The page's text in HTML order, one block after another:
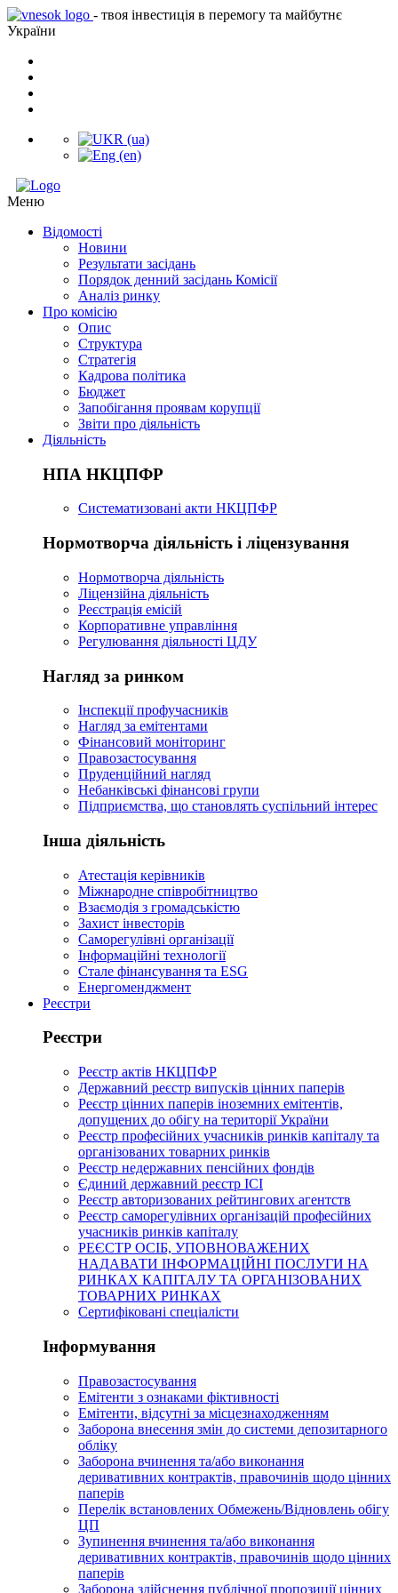
- твоя інвестиція в перемогу та майбутнє
України
Меню
Відомості
Новини
Результати засідань
Порядок денний засідань Комісії
Аналіз ринку
Про комісію
Опис
Структура
Стратегія
Кадрова політика
Бюджет
Запобігання проявам корупції
Звіти про діяльність
Діяльність
НПА НКЦПФР
Систематизовані акти НКЦПФР
Нормотворча діяльність і ліцензування
Нормотворча діяльність
Ліцензійна діяльність
Реєстрація емісій
Корпоративне управління
Регулювання діяльності ЦДУ
Нагляд за ринком
Інспекції профучасників
Нагляд за емітентами
Фінансовий моніторинг
Правозастосування
Пруденційний нагляд
Небанківські фінансові групи
Підприємства, що становлять суспільний інтерес
Інша діяльність
Атестація керівників
Міжнародне співробітництво
Взаємодія з громадськістю
Захист інвесторів
Саморегулівні організації
Інформаційні технології
Стале фінансування та ESG
Енергоменджмент
Реєстри
Реєстри
Реєстр актів НКЦПФР
Державний реєстр випусків цінних паперів
Реєстр цінних паперів іноземних емітентів,
допущених до обігу на території України
Реєстр професійних учасників ринків капіталу та
організованих товарних ринків
Реєстр недержавних пенсійних фондів
Єдиний державний реєстр ІСІ
Реєстр авторизованих рейтингових агентств
Реєстр саморегулівних організацій професійних
учасників ринків капіталу
РЕЄСТР ОСІБ, УПОВНОВАЖЕНИХ
НАДАВАТИ ІНФОРМАЦІЙНІ ПОСЛУГИ НА
РИНКАХ КАПІТАЛУ ТА ОРГАНІЗОВАНИХ
ТОВАРНИХ РИНКАХ
Сертифіковані спеціалісти
Інформування
Правозастосування
Емітенти з ознаками фіктивності
Eмітенти, відсутні за місцезнаходженням
Заборона внесення змін до системи депозитарного
обліку
Заборона вчинення та/або виконання
деривативних контрактів, правочинів щодо цінних
паперів
Перелік встановлених Обмежень/Відновлень обігу
ЦП
Зупинення вчинення та/або виконання
деривативних контрактів, правочинів щодо цінних
паперів
Заборона здійснення публічної пропозиції цінних